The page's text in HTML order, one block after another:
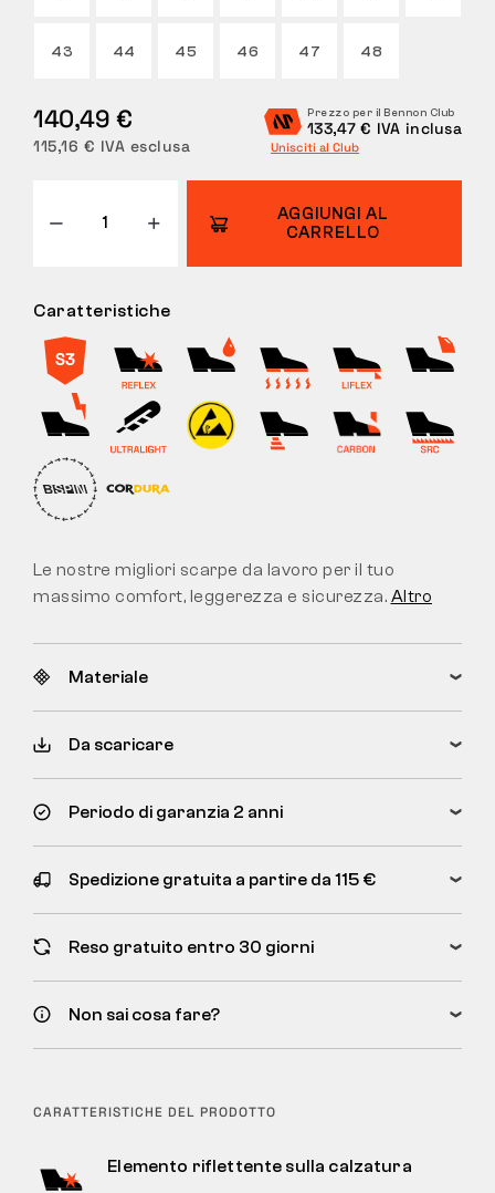
RESI
43 44 45 46 47 48
140,49 €
115,16 € IVA esclusa
Prezzo per il Bennon Club
133,47 € IVA inclusa
Unisciti al Club
AGGIUNGI AL
CARRELLO
Caratteristiche
Le nostre migliori scarpe da lavoro per il tuo
massimo comfort, leggerezza e sicurezza. Altro
Materiale
Da scaricare
Periodo di garanzia 2 anni
Spedizione gratuita a partire da 115 €
Reso gratuito entro 30 giorni
Non sai cosa fare?
CARATTERISTICHE DEL PRODOTTO
Elemento riflettente sulla calzatura